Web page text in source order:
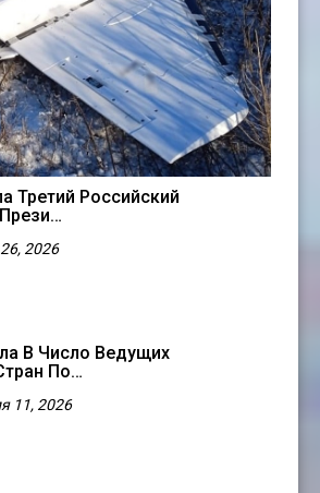
Третий Российский
2026
В Число Ведущих
По…
11, 2026